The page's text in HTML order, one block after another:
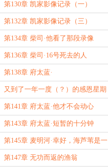
第130章 凯家影像记录（一）
第132章 凯家影像记录（三）
第134章 柴司·他看了那段录像
第136章 柴司·16号死去的人
第138章 府太蓝·
又到了一年一度（？）的感恩星期
六
第141章 府太蓝·他才不会动心
第143章 府太蓝·短暂的十分钟
第145章 麦明河·幸好，海芦苇是一
个能够信任合作的人
第147章 无功而返的渔翁